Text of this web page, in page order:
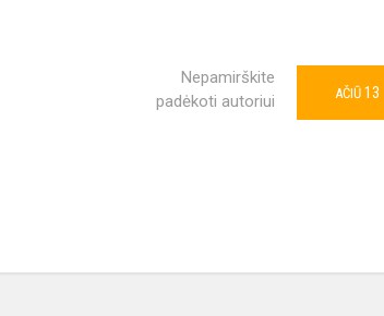
Nepamirškite
padėkoti autoriui
AČIŪ 13